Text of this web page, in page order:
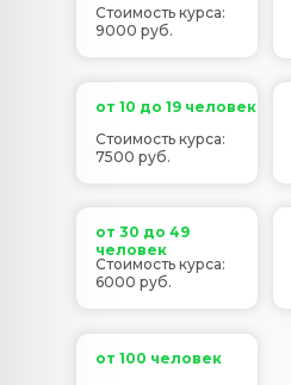
Стоимость курса:
9000 руб.
от 10 до 19 человек
от 30 до 49
человек
от 100 человек
Стоимость курса:
7500 руб.
Стоимость курса:
6000 руб.